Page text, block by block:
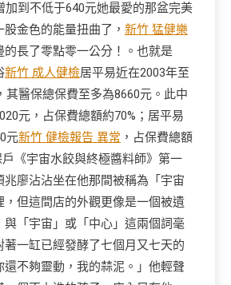
加到不低于640元她最愛的那盆完美
金色的能量扭曲了， 新竹 猛健樂
的長了零點零一公分！。也就是
新竹 成人健檢居平易近在2003年至
其醫保總保費至多為8660元。此中
元，占保費總額約70%；居平易
元新竹 健檢報告 異常 ，占保費總額
《宇宙水餃與終極醬料師》第一
兆廖沾沾坐在他那間被稱為「宇宙
，但這間店的外觀更像是一個被遺
與「宇宙」或「中心」這兩個詞毫
著一缸已經發酵了七個月又七天的
還不夠靈動，我的蒜泥。」他輕聲